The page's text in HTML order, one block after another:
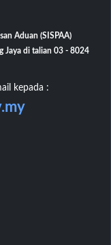
Aduan (SISPAA)
Jaya di talian 03 - 8024
kepada :